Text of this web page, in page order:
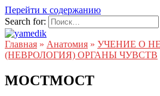
Перейти к содержанию
Search for:
Главная » Анатомия » УЧЕНИЕ О
(НЕВРОЛОГИЯ) ОРГАНЫ ЧУВСТВ
МОСТМОСТ